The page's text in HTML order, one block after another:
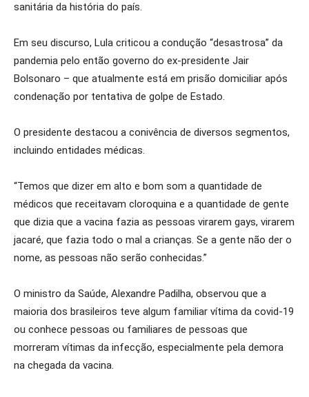
sanitária da história do país.
Em seu discurso, Lula criticou a condução “desastrosa” da
pandemia pelo então governo do ex-presidente Jair
Bolsonaro – que atualmente está em prisão domiciliar após
condenação por tentativa de golpe de Estado.
O presidente destacou a conivência de diversos segmentos,
incluindo entidades médicas.
“Temos que dizer em alto e bom som a quantidade de
médicos que receitavam cloroquina e a quantidade de gente
que dizia que a vacina fazia as pessoas virarem gays, virarem
jacaré, que fazia todo o mal a crianças. Se a gente não der o
nome, as pessoas não serão conhecidas.”
O ministro da Saúde, Alexandre Padilha, observou que a
maioria dos brasileiros teve algum familiar vítima da covid-19
ou conhece pessoas ou familiares de pessoas que
morreram vítimas da infecção, especialmente pela demora
na chegada da vacina.